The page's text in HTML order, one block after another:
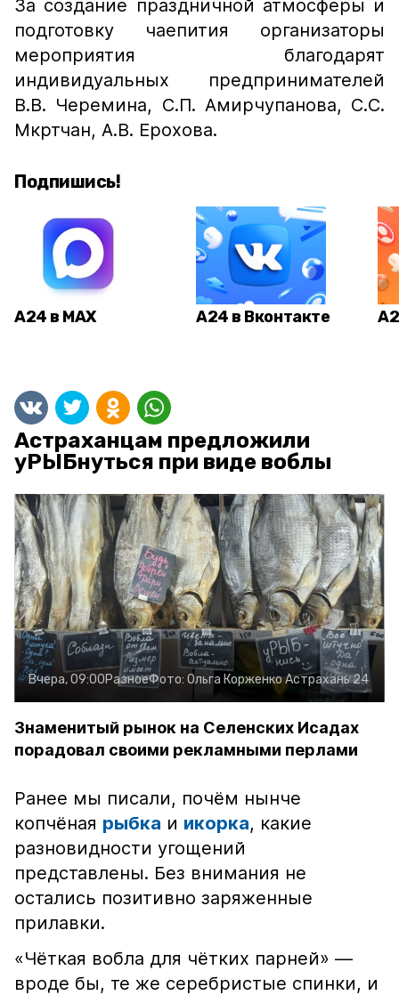
За создание праздничной атмосферы и
подготовку чаепития организаторы
мероприятия благодарят
индивидуальных предпринимателей
В.В. Черемина, С.П. Амирчупанова, С.С.
Мкртчан, А.В. Ерохова.
Подпишись!
А24 в MAX А24 в Вконтакте
Астраханцам предложили
уРЫБнуться при виде воблы
Вчера, 09:00РазноеФото: Ольга КорженкоАстрахань 24
Знаменитый рынок на Селенских Исадах
порадовал своими рекламными перлами
Ранее мы писали, почём нынче
копчёная рыбка и икорка, какие
разновидности угощений
представлены. Без внимания не
остались позитивно заряженные
прилавки.
«Чёткая вобла для чётких парней» —
вроде бы, те же серебристые спинки, и